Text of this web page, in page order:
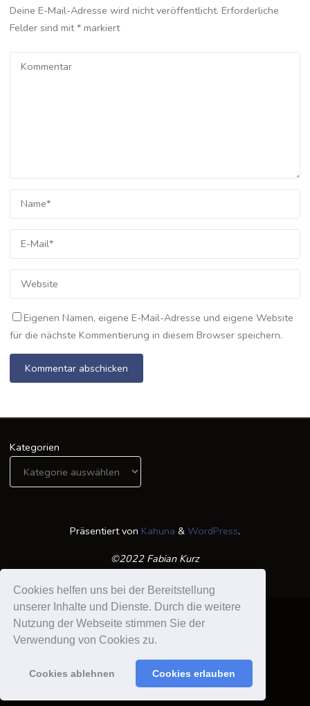
Cookies helfen uns bei der Bereitstellung
unserer Inhalte und Dienste. Durch die weitere
Nutzung der Webseite stimmen Sie der
Verwendung von Cookies zu.
Cookies ablehnen Cookies erlauben
Deine E-Mail-Adresse wird nicht veröffentlicht. Erforderliche
Felder sind mit* markiert
Eigenen Namen, eigene E-Mail-Adresse und eigene Website
für die nächste Kommentierung in diesem Browser speichern.
Kategorien
Präsentiert von Kahuna & WordPress.
©2022 Fabian Kurz
Datenschutzerklärung /Impressum
Suchen nach: